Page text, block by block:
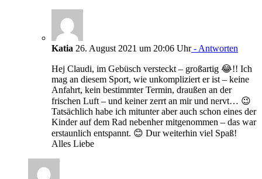
Katia 26. August 2021 um 20:06 Uhr- Antworten
Hej Claudi, im Gebüsch versteckt – großartig 😂!! Ich
mag an diesem Sport, wie unkompliziert er ist – keine
Anfahrt, kein bestimmter Termin, draußen an der
frischen Luft – und keiner zerrt an mir und nervt… 😉
Tatsächlich habe ich mitunter aber auch schon eines der
Kinder auf dem Rad nebenher mitgenommen – das war
erstaunlich entspannt. 😊 Dur weiterhin viel Spaß!
Alles Liebe